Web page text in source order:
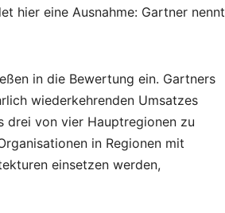
hier eine Ausnahme: Gartner nennt
in die Bewertung ein. Gartners
wiederkehrenden Umsatzes
drei von vier Hauptregionen zu
in Regionen mit
einsetzen werden,